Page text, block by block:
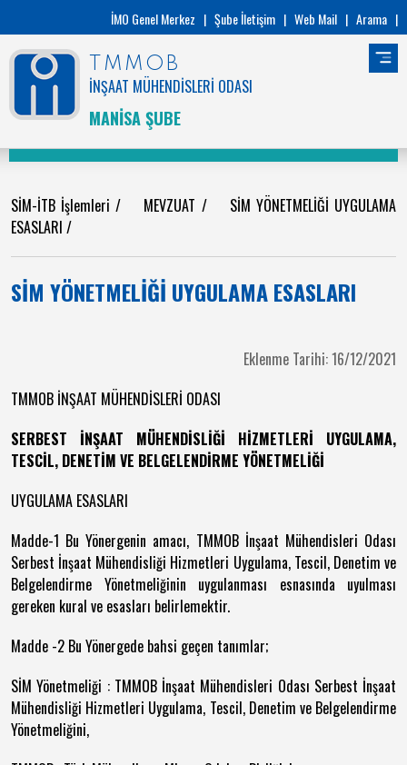
İMO Genel Merkez | Şube İletişim | Web Mail | Arama |
TMMOB
İNŞAAT MÜHENDİSLERİ ODASI
MANİSA ŞUBE
SİM-İTB İşlemleri/ MEVZUAT / SİM YÖNETMELİĞİ UYGULAMA
ESASLARI /
SİM YÖNETMELİĞİ UYGULAMA ESASLARI
Eklenme Tarihi: 16/12/2021
TMMOB İNŞAAT MÜHENDİSLERİ ODASI
SERBEST İNŞAAT MÜHENDİSLİĞİ HİZMETLERİ UYGULAMA,
TESCİL, DENETİM VE BELGELENDİRME YÖNETMELİĞİ
UYGULAMA ESASLARI
Madde-1 Bu Yönergenin amacı, TMMOB İnşaat Mühendisleri Odası
Serbest İnşaat Mühendisliği Hizmetleri Uygulama, Tescil, Denetim ve
Belgelendirme Yönetmeliğinin uygulanması esnasında uyulması
gereken kural ve esasları belirlemektir.
Madde -2 Bu Yönergede bahsi geçen tanımlar;
SİM Yönetmeliği : TMMOB İnşaat Mühendisleri Odası Serbest İnşaat
Mühendisliği Hizmetleri Uygulama, Tescil, Denetim ve Belgelendirme
Yönetmeliğini,